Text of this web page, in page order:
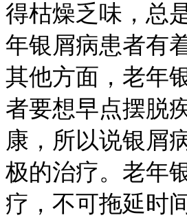
得枯燥乏味，总
年银屑病患者有
其他方面，老年
者要想早点摆脱
康，所以说银屑
极的治疗。老年
疗，不可拖延时